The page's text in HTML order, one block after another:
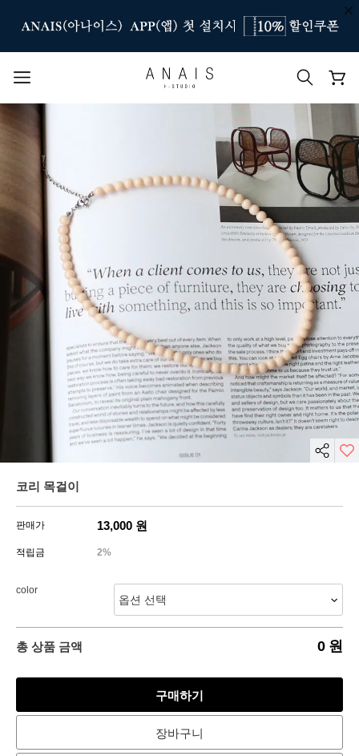
#신상7%할인 #아나이스 제작
#MD추천 #BEST OF BEST
코리 목걸이
판매가 13,000 원
적립금 2%
color
총 상품 금액 0 원
구매하기
장바구니